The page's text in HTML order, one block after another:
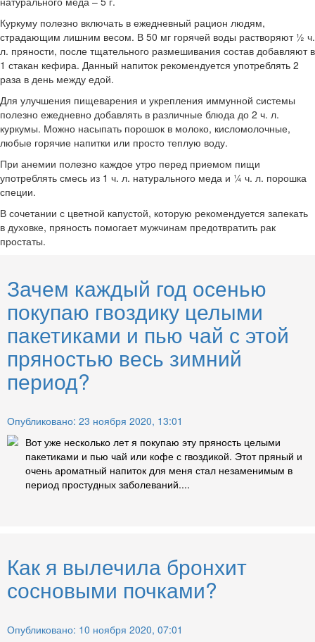
Куркуму полезно включать в ежедневный рацион людям,
страдающим лишним весом. В 50 мг горячей воды растворяют ½ ч.
л. пряности, после тщательного размешивания состав добавляют в
1 стакан кефира. Данный напиток рекомендуется употреблять 2
раза в день между едой.
Для улучшения пищеварения и укрепления иммунной системы
полезно ежедневно добавлять в различные блюда до 2 ч. л.
куркумы. Можно насыпать порошок в молоко, кисломолочные,
любые горячие напитки или просто теплую воду.
При анемии полезно каждое утро перед приемом пищи
употреблять смесь из 1 ч. л. натурального меда и ¼ ч. л. порошка
специи.
В сочетании с цветной капустой, которую рекомендуется запекать
в духовке, пряность помогает мужчинам предотвратить рак
простаты.
Зачем каждый год осенью
покупаю гвоздику целыми
пакетиками и пью чай с этой
пряностью весь зимний
период?
Опубликовано: 23 ноября 2020, 13:01
Вот уже несколько лет я покупаю эту пряность целыми
пакетиками и пью чай или кофе с гвоздикой. Этот пряный и
очень ароматный напиток для меня стал незаменимым в
период простудных заболеваний....
Как я вылечила бронхит
сосновыми почками?
Опубликовано: 10 ноября 2020, 07:01